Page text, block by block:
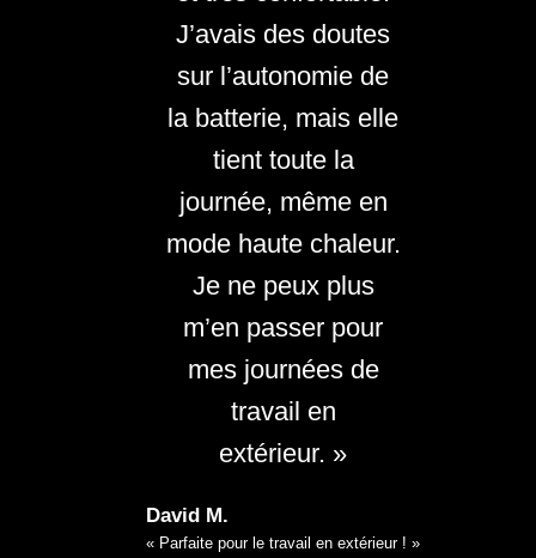
J’avais des doutes
sur l’autonomie de
la batterie, mais elle
tient toute la
journée, même en
mode haute chaleur.
Je ne peux plus
m’en passer pour
mes journées de
travail en
extérieur. »
David M.
« Parfaite pour le travail en extérieur ! »